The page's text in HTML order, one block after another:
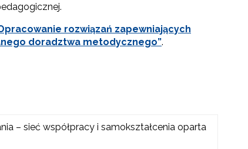
rozwiązań zapewniających
doradztwa metodycznego”.
– sieć współpracy i samokształcenia oparta